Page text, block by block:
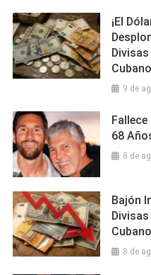
¡El
Cubano
9 de
68
8 de
Bajón
Cubano
8 de